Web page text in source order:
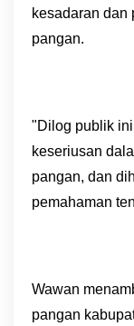
kesadaran dan
pangan.
"Dilog publik
keseriusan
pangan, dan
pemahaman
Wawan
pangan